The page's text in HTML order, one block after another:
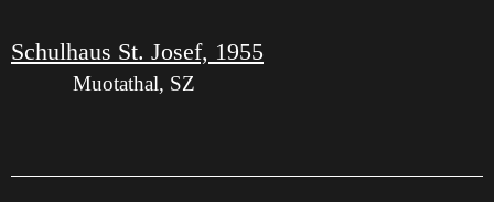
Schulhaus St. Josef, 1955
Muotathal, SZ